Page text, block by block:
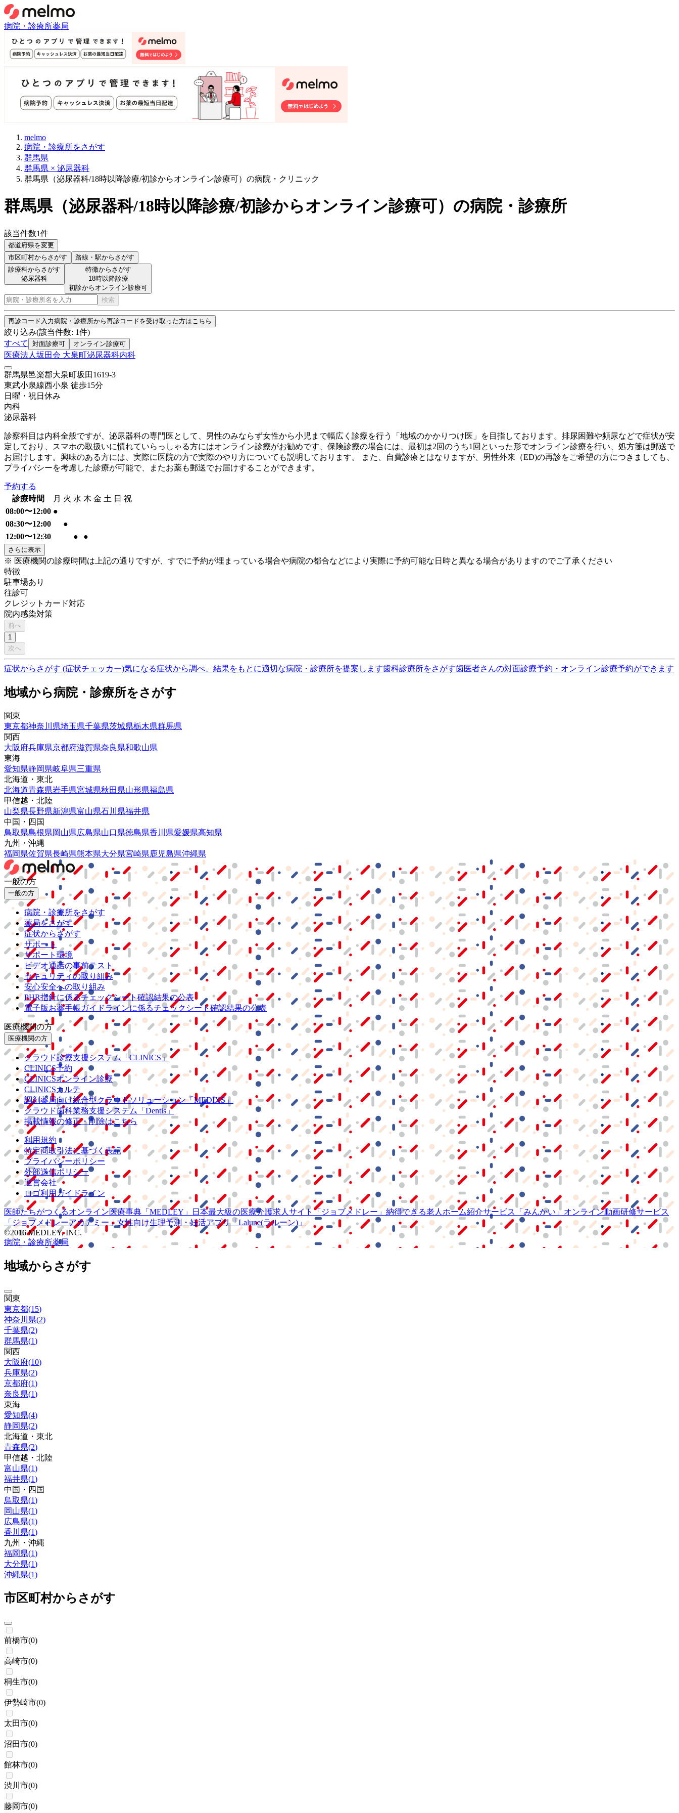
病院・診療所薬局
melmo
病院・診療所をさがす
群馬県
群馬県 × 泌尿器科
群馬県（泌尿器科/18時以降診療/初診からオンライン診療可）の病院・クリニック
群馬県（泌尿器科/18時以降診療/初診からオンライン診療可） の病院・診療所
該当件数1件
都道府県を変更
市区町村からさがす 路線・駅からさがす
診療科からさがす
泌尿器科
特徴からさがす
18時以降診療
初診からオンライン診療可
検索
再診コード入力病院・診療所から再診コードを受け取った方はこちら
絞り込み(該当件数: 1件)
すべて
対面診療可 オンライン診療可
医療法人坂田会 大泉町泌尿器科内科
群馬県邑楽郡大泉町坂田1619-3
東武小泉線西小泉 徒歩15分
日曜・祝日 休み
内科
泌尿器科
診察科目は内科全般ですが、泌尿器科の専門医として、男性のみならず女性から小児まで幅広く診療を行う「地域のかかりつけ医」を目指しております。排尿困難や頻尿などで症状が安
定しており、スマホの取扱いに慣れていらっしゃる方にはオンライン診療がお勧めです、保険診療の場合には、最初は2回のうち1回といった形でオンライン診療を行い、処方箋は郵送で
お届けします。興味のある方には、実際に医院の方で実際のやり方についても説明しております。 また、自費診療とはなりますが、男性外来（ED)の再診をご希望の方につきましても、
プライバシーを考慮した診療が可能で、またお薬も郵送でお届けすることができます。
予約する
診療時間
月 火 水 木 金 土 日 祝
08:00〜12:00 ●
08:30〜12:00
●
12:00〜12:30
● ●
さらに表示
※ 医療機関の診療時間は上記の通りですが、すでに予約が埋まっている場合や病院の都合などにより実際に予約可能な日時と異なる場合がありますのでご了承ください
特徴
駐車場あり
往診可
クレジットカード対応
院内感染対策
前へ
1
次へ
症状からさがす (症状チェッカー)気になる症状から調べ、結果をもとに適切な病院・診療所を提案します歯科診療所をさがす歯医者さんの対面診療予約・オンライン診療予約ができます
地域から病院・診療所をさがす
関東
東京都神奈川県埼玉県千葉県茨城県栃木県群馬県
関西
大阪府兵庫県京都府滋賀県奈良県和歌山県
東海
愛知県静岡県岐阜県三重県
北海道・東北
北海道青森県岩手県宮城県秋田県山形県福島県
甲信越・北陸
山梨県長野県新潟県富山県石川県福井県
中国・四国
鳥取県島根県岡山県広島県山口県徳島県香川県愛媛県高知県
九州・沖縄
福岡県佐賀県長崎県熊本県大分県宮崎県鹿児島県沖縄県
一般の方
一般の方
病院・診療所をさがす
薬局をさがす
症状からさがす
サポート
サポート環境
ビデオ通話の事前テスト
セキュリティの取り組み
安心安全への取り組み
PHR指針に係るチェックシート確認結果の公表
電子版お薬手帳ガイドラインに係るチェックシート確認結果の公表
医療機関の方
医療機関の方
クラウド診療支援システム
「CLINICS」
CLINICS予約
CLINICSオンライン診療
CLINICSカルテ
調剤薬局向け統合型クラウドソリューション「MEDIXS」
クラウド歯科業務支援システム
「Dentis」
掲載情報の修正・削除はこちら
利用規約
特定商取引法に基づく表記
プライバシーポリシー
外部送信ポリシー
運営会社
ロゴ利用ガイドライン
医師たちがつくるオンライン医療事典 「MEDLEY」 日本最大級の医療介護求人サイト 「ジョブメドレー」 納得できる老人ホーム紹介サービス 「みんかい」 オンライン動画研修サービス
「ジョブメドレーアカデミー」 女性向け生理予測・妊活アプリ「Lalune(ラルーン)」
©2016 MEDLEY, INC.
病院・診療所薬局
地域からさがす
関東
東京都(15)
神奈川県(2)
千葉県(2)
群馬県(1)
関西
大阪府(10)
兵庫県(2)
京都府(1)
奈良県(1)
東海
愛知県(4)
静岡県(2)
北海道・東北
青森県(2)
甲信越・北陸
富山県(1)
福井県(1)
中国・四国
鳥取県(1)
岡山県(1)
広島県(1)
香川県(1)
九州・沖縄
福岡県(1)
大分県(1)
沖縄県(1)
市区町村からさがす
前橋市(0)
高崎市(0)
桐生市(0)
伊勢崎市(0)
太田市(0)
沼田市(0)
館林市(0)
渋川市(0)
藤岡市(0)